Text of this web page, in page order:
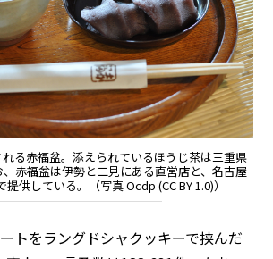
る赤福盆。添えられているほうじ茶は三重県
赤福盆は伊勢と二見にある直営店と、名古屋
供している。（写真 Ocdp (CC BY 1.0)）
トをラングドシャクッキーで挟んだ